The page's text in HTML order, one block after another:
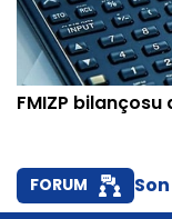
FMIZP bilançosu
FORUM